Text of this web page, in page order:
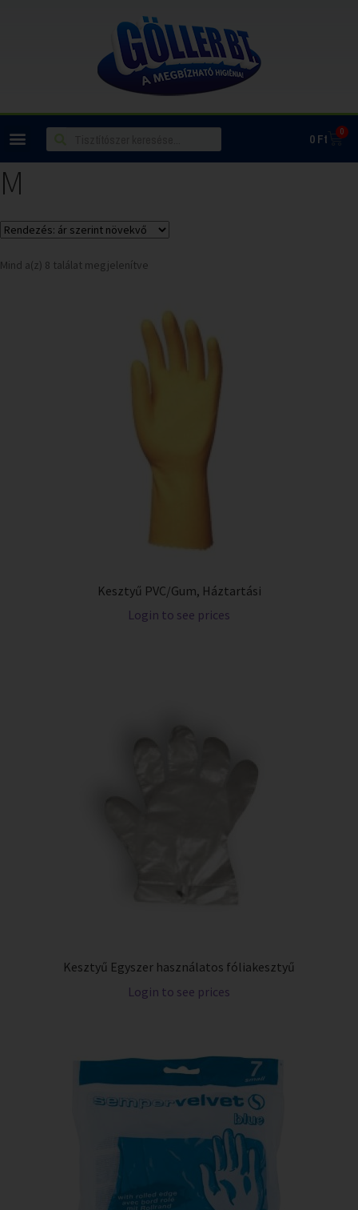
0Ft 0
M
Mind a(z) 8 találat megjelenítve
Kesztyű PVC/Gum, Háztartási
Login to see prices
Kesztyű Egyszer használatos fóliakesztyű
Login to see prices